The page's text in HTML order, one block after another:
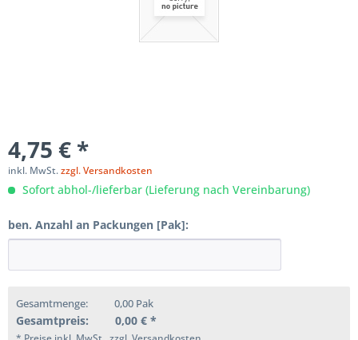
4,75 € *
inkl. MwSt.zzgl. Versandkosten
Sofort abhol-/lieferbar (Lieferung nach Vereinbarung)
ben. Anzahl an Packungen [Pak]:
Gesamtmenge: 0,00 Pak
Gesamtpreis: 0,00 € *